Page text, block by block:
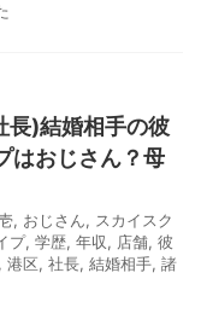
)結婚相手の彼
はおじさん？母
, おじさん, スカイスク
プ, 学歴, 年収, 店舗, 彼
, 港区, 社長, 結婚相手, 諸